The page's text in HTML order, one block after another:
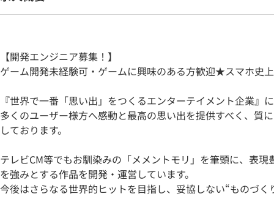
【開発エンジニア募集！】
ゲーム開発未経験可・ゲームに興味のある方歓迎★スマホ史
『世界で一番「思い出」をつくるエンターテイメント企業』に
多くのユーザー様方へ感動と最高の思い出を提供すべく、質
しております。
テレビCM等でもお馴染みの「メメントモリ」を筆頭に、表
を強みとする作品を開発・運営しています。
今後はさらなる世界的ヒットを目指し、妥協しない“ものづく